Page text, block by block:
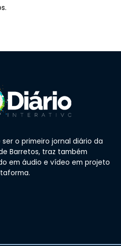
ser o primeiro jornal diário da
Barretos, traz também
em áudio e vídeo em projeto